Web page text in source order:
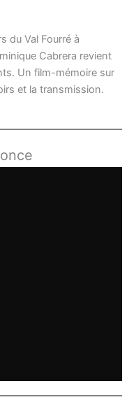
du Val Fourré à
Cabrera revient
Un film-mémoire sur
et la transmission.